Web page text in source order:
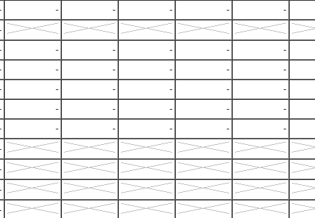
- - - -
-
- - - -
-
- - - -
-
- - - -
-
- - - -
-
- - - -
-